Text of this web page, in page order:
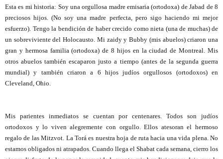
Esta es mi historia: Soy una orgullosa madre emisaria (ortodoxa) de Jabad de 8
preciosos hijos. (No soy una madre perfecta, pero sigo haciendo mi mejor
esfuerzo). Tengo la bendición de haber crecido como nieta (una de muchas) de
un sobreviviente del Holocausto. Mi zaidy y Bubby (mis abuelos) criaron una
gran y hermosa familia (ortodoxa) de 8 hijos en la ciudad de Montreal. Mis
otros abuelos también escaparon justo a tiempo (antes de la segunda guerra
mundial) y también criaron a 6 hijos judíos orgullosos (ortodoxos) en
Cleveland, Ohio.
Mis parientes inmediatos se cuentan por centenares. Todos son judíos
ortodoxos y lo viven alegremente con orgullo. Ellos atesoran el hermoso
regalo de las Mitzvot. La Torá es nuestra hoja de ruta hacia una vida plena. No
estamos obligados ni atrapados. Cuando llega el Shabat cada semana, cierro los